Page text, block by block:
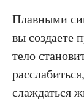
Плавными
вы создаете
тело
слаждаться